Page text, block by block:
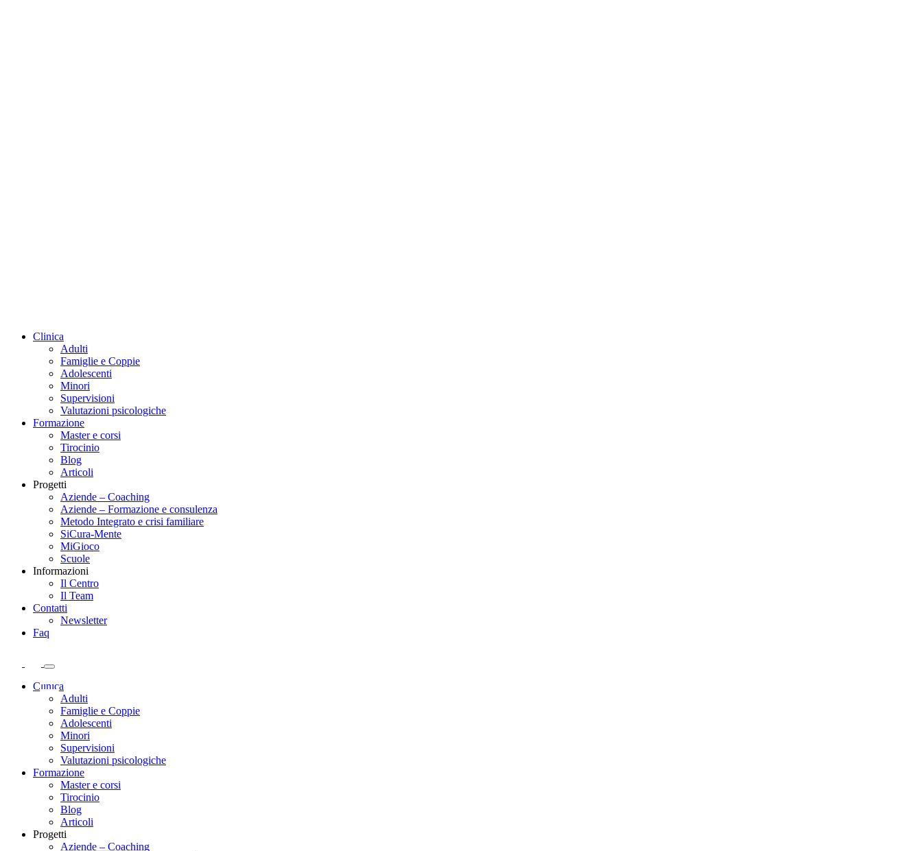
Clinica
Adulti
Famiglie e Coppie
Adolescenti
Minori
Supervisioni
Valutazioni psicologiche
Formazione
Master e corsi
Tirocinio
Blog
Articoli
Progetti
Aziende – Coaching
Aziende – Formazione e consulenza
Metodo Integrato e crisi familiare
SiCura-Mente
MiGioco
Scuole
Informazioni
Il Centro
Il Team
Contatti
Newsletter
Faq
Clinica
Adulti
Famiglie e Coppie
Adolescenti
Minori
Supervisioni
Valutazioni psicologiche
Formazione
Master e corsi
Tirocinio
Blog
Articoli
Progetti
Aziende – Coaching